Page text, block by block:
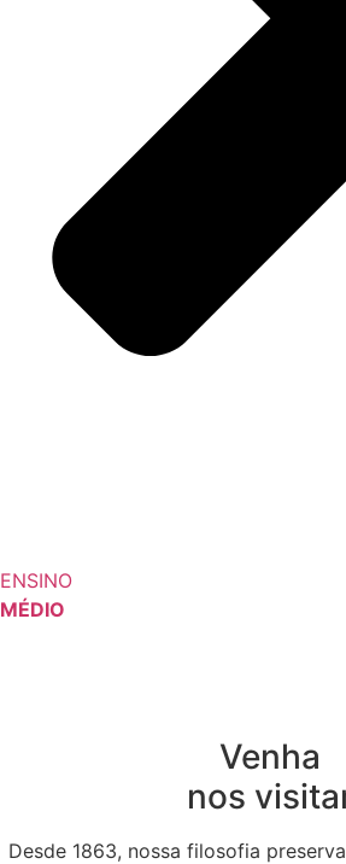
ENSINO
MÉDIO
Venha
nos
Desde 1863, nossa filosofia